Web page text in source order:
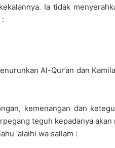
Ia tidak
Al-Qur’an dan
kemenangan dan
teguh kepadanya
‘alaihi wa sallam :